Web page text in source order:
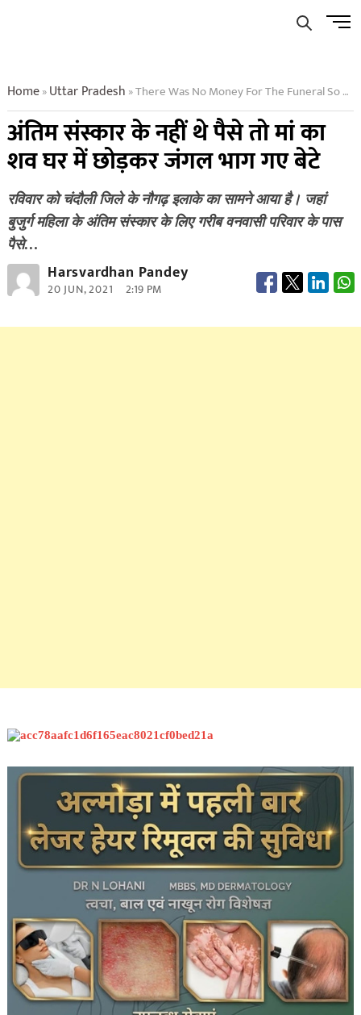
Menu
Home»Uttar Pradesh »There Was No Money For The Funeral So The Son Left The
अंतिम संस्कार के नहीं थे पैसे तो मां का
शव घर में छोड़कर जंगल भाग गए बेटे
रविवार को चंदौली जिले के नौगढ़ इलाके का सामने आया है। जहां
बुजुर्ग महिला के अंतिम संस्कार के लिए गरीब वनवासी परिवार के पास
पैसे…
Harsvardhan Pandey
20 JUN, 2021 2:19 PM